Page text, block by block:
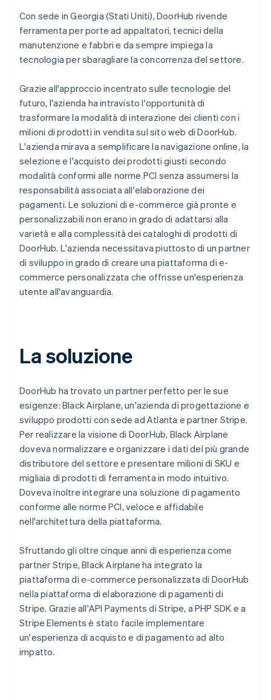
Con sede in Georgia (Stati Uniti), DoorHub rivende
ferramenta per porte ad appaltatori, tecnici della
manutenzione e fabbri e da sempre impiega la
tecnologia per sbaragliare la concorrenza del settore.
Grazie all'approccio incentrato sulle tecnologie del
futuro, l'azienda ha intravisto l'opportunità di
trasformare la modalità di interazione dei clienti con i
milioni di prodotti in vendita sul sito web di DoorHub.
L'azienda mirava a semplificare la navigazione online, la
selezione e l'acquisto dei prodotti giusti secondo
modalità conformi alle norme PCI senza assumersi la
responsabilità associata all'elaborazione dei
pagamenti. Le soluzioni di e-commerce già pronte e
personalizzabili non erano in grado di adattarsi alla
varietà e alla complessità dei cataloghi di prodotti di
DoorHub. L'azienda necessitava piuttosto di un partner
di sviluppo in grado di creare una piattaforma di e-
commerce personalizzata che offrisse un'esperienza
utente all'avanguardia.
La soluzione
DoorHub ha trovato un partner perfetto per le sue
esigenze: Black Airplane, un'azienda di progettazione e
sviluppo prodotti con sede ad Atlanta e partner Stripe.
Per realizzare la visione di DoorHub, Black Airplane
doveva normalizzare e organizzare i dati del più grande
distributore del settore e presentare milioni di SKU e
migliaia di prodotti di ferramenta in modo intuitivo.
Doveva inoltre integrare una soluzione di pagamento
conforme alle norme PCI, veloce e affidabile
nell'architettura della piattaforma.
Sfruttando gli oltre cinque anni di esperienza come
partner Stripe, Black Airplane ha integrato la
piattaforma di e-commerce personalizzata di DoorHub
nella piattaforma di elaborazione di pagamenti di
Stripe. Grazie all'API Payments di Stripe, a PHP SDK e a
Stripe Elements è stato facile implementare
un'esperienza di acquisto e di pagamento ad alto
impatto.